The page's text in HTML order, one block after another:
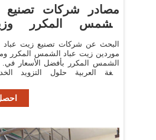
مصادر شركات تصنيع
الشمس المكرر
البحث عن شركات تصنيع زيت عباد
موردين زيت عباد الشمس المكرر
الشمس المكرر بأفضل الأسعار في.
اللغة العربية حلول التزويد